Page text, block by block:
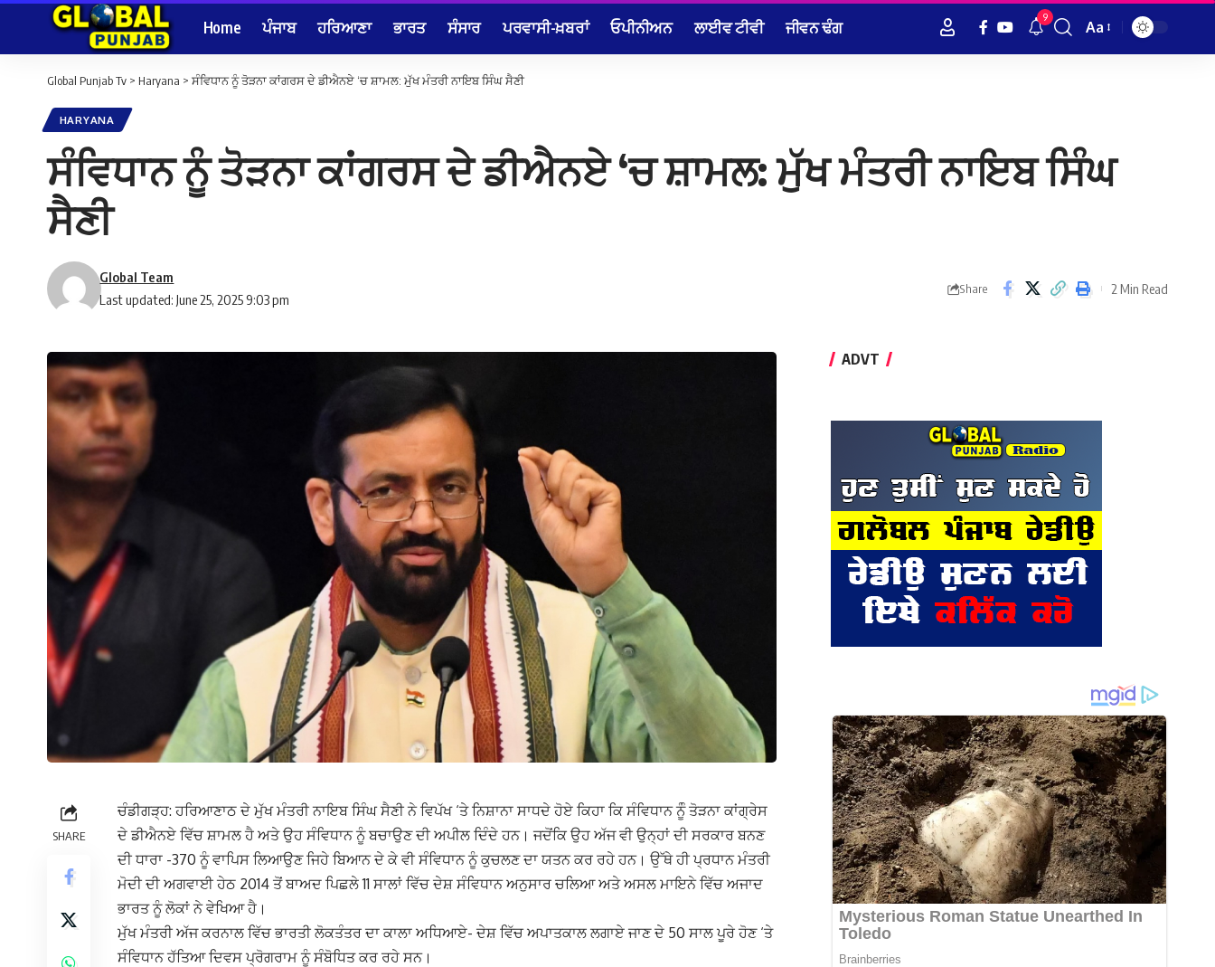
Home ਪੰਜਾਬ ਹਰਿਆਣਾ ਭਾਰਤ ਸੰਸਾਰ ਪਰਵਾਸੀ-ਖ਼ਬਰਾਂ ਓਪੀਨੀਅਨ ਲਾਈਵ ਟੀਵੀ ਜੀਵਨ ਢੰਗ 9
Font
Aa
Global Punjab Tv > Haryana > ਸੰਵਿਧਾਨ ਨੂੰ ਤੋੜਨਾ ਕਾਂਗਰਸ ਦੇ ਡੀਐਨਏ ‘ਚ ਸ਼ਾਮਲ: ਮੁੱਖ ਮੰਤਰੀ ਨਾਇਬ ਸਿੰਘ ਸੈਣੀ
HARYANA
ਸੰਵਿਧਾਨ ਨੂੰ ਤੋੜਨਾ ਕਾਂਗਰਸ ਦੇ ਡੀਐਨਏ ‘ਚ ਸ਼ਾਮਲ: ਮੁੱਖ ਮੰਤਰੀ ਨਾਇਬ ਸਿੰਘ
ਸੈਣੀ
Last updated: June 25, 2025 9:03 pm
Global Team
Share 2 Min Read
SHARE
ਚੰਡੀਗੜ੍ਹ: ਹਰਿਆਣਾਠ ਦੇ ਮੁੱਖ ਮੰਤਰੀ ਨਾਇਬ ਸਿੰਘ ਸੈਣੀ ਨੇ ਵਿਪੱਖ ‘ਤੇ ਨਿਸ਼ਾਨਾ ਸਾਧਦੇ ਹੋਏ ਕਿਹਾ ਕਿ ਸੰਵਿਧਾਨ ਨੂੰੰ ਤੋੜਨਾ ਕਾਂਗ੍ਰੇਸ
ਦੇ ਡੀਐਨਏ ਵਿੱਚ ਸ਼ਾਮਲ ਹੈ ਅਤੇ ਉਹ ਸੰਵਿਧਾਨ ਨੂੰ ਬਚਾਉਣ ਦੀ ਅਪੀਲ ਦਿੰਦੇ ਹਨ। ਜਦੋਂਕਿ ਉਹ ਅੱਜ ਵੀ ਉਨ੍ਹਾਂ ਦੀ ਸਰਕਾਰ ਬਨਣ
ਦੀ ਧਾਰਾ -370 ਨੂੰ ਵਾਪਿਸ ਲਿਆਉਣ ਜਿਹੇ ਬਿਆਨ ਦੇ ਕੇ ਵੀ ਸੰਵਿਧਾਨ ਨੂੰ ਕੁਚਲਣ ਦਾ ਯਤਨ ਕਰ ਰਹੇ ਹਨ। ਉੱਥੇ ਹੀ ਪ੍ਰਧਾਨ ਮੰਤਰੀ
ਮੋਦੀ ਦੀ ਅਗਵਾਈ ਹੇਠ 2014 ਤੋਂ ਬਾਅਦ ਪਿਛਲੇ 11 ਸਾਲਾਂ ਵਿੱਚ ਦੇਸ਼ ਸੰਵਿਧਾਨ ਅਨੁਸਾਰ ਚਲਿਆ ਅਤੇ ਅਸਲ ਮਾਇਨੇ ਵਿੱਚ ਅਜਾਦ
ਭਾਰਤ ਨੂੰ ਲੋਕਾਂ ਨੇ ਵੇਖਿਆ ਹੈ।
ਮੁੱਖ ਮੰਤਰੀ ਅੱਜ ਕਰਨਾਲ ਵਿੱਚ ਭਾਰਤੀ ਲੋਕਤੰਤਰ ਦਾ ਕਾਲਾ ਅਧਿਆਏ- ਦੇਸ਼ ਵਿੱਚ ਅਪਾਤਕਾਲ ਲਗਾਏ ਜਾਣ ਦੇ 50 ਸਾਲ ਪੂਰੇ ਹੋਣ ‘ਤੇ
ਸੰਵਿਧਾਨ ਹੱਤਿਆ ਦਿਵਸ ਪ੍ਰੋਗਰਾਮ ਨੂੰ ਸੰਬੋਧਿਤ ਕਰ ਰਹੇ ਸਨ।
ADVT